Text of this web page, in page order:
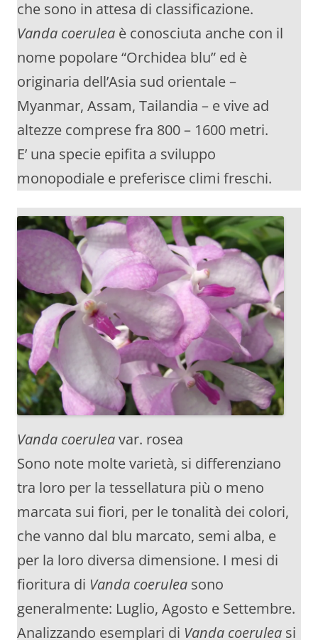
che sono in attesa di classificazione.
Vanda coerulea è conosciuta anche con il
nome popolare “Orchidea blu” ed è
originaria dell’Asia sud orientale –
Myanmar, Assam, Tailandia – e vive ad
altezze comprese fra 800 – 1600 metri.
E’ una specie epifita a sviluppo
monopodiale e preferisce climi freschi.
Vanda coeruleavar. rosea
Sono note molte varietà, si differenziano
tra loro per la tessellatura più o meno
marcata sui fiori, per le tonalità dei colori,
che vanno dal blu marcato, semi alba, e
per la loro diversa dimensione. I mesi di
fioritura di Vanda coerulea sono
generalmente: Luglio, Agosto e Settembre.
Analizzando esemplari di Vanda coerulea si